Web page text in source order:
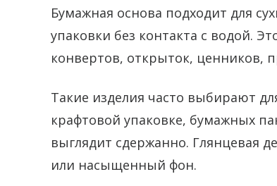
Бумажная основа подходит для
упаковки без контакта с водой.
конвертов, открыток, ценников,
Такие изделия часто выбирают
крафтовой упаковке, бумажных
выглядит сдержанно. Глянцевая
или насыщенный фон.